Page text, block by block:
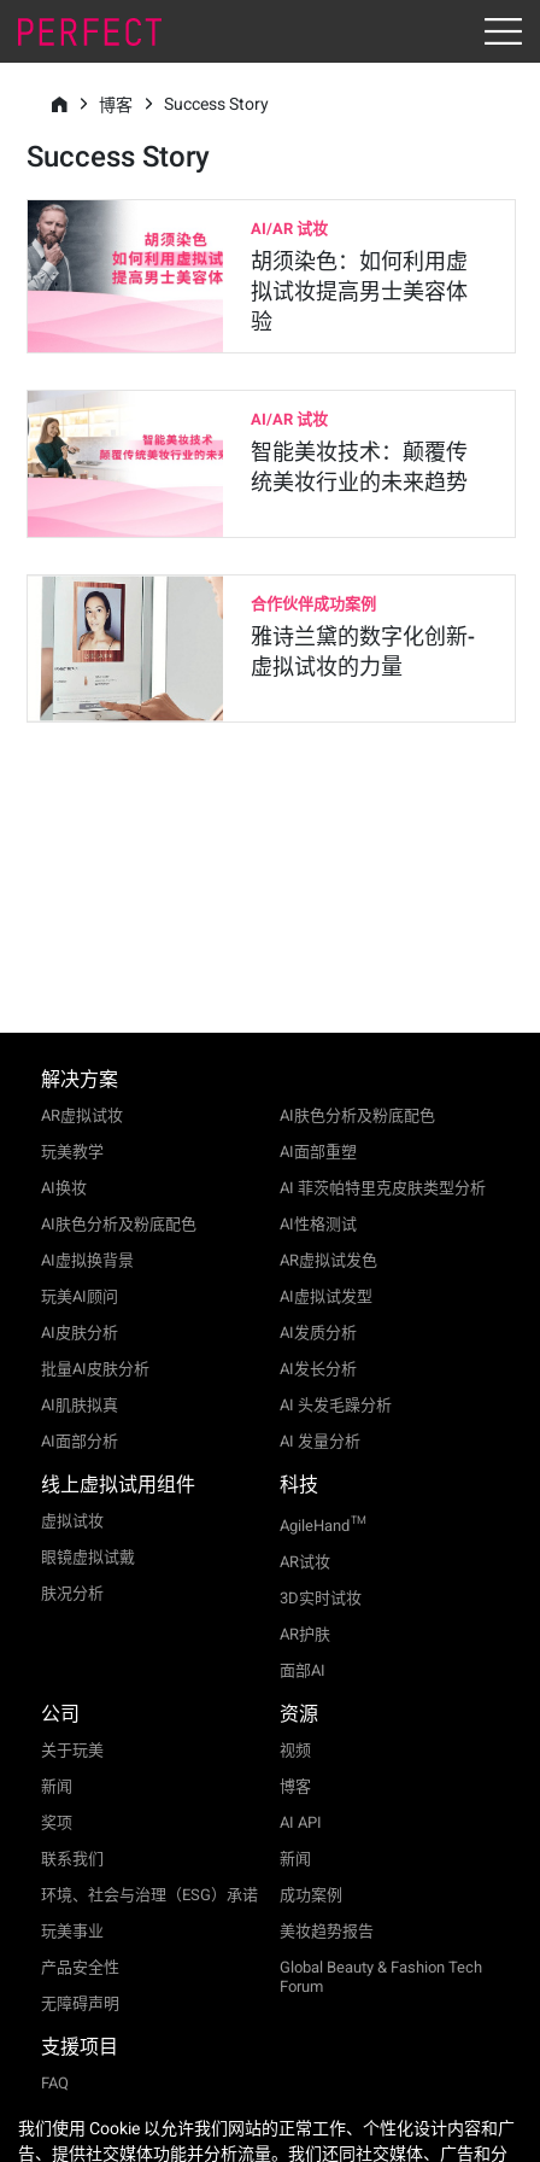
博客 Success Story
Success Story
AI/AR 试妆
胡须染色：如何利用虚
拟试妆提高男士美容体
验
AI/AR 试妆
智能美妆技术：颠覆传
统美妆行业的未来趋势
合作伙伴成功案例
雅诗兰黛的数字化创新-
虚拟试妆的力量
解决方案
AR虚拟试妆
玩美教学
AI换妆
AI肤色分析及粉底配色
AI虚拟换背景
玩美AI顾问
AI皮肤分析
批量AI皮肤分析
AI肌肤拟真
AI面部分析
AI肤色分析及粉底配色
AI面部重塑
AI 菲茨帕特里克皮肤类型分析
AI性格测试
AR虚拟试发色
AI虚拟试发型
AI发质分析
AI发长分析
AI 头发毛躁分析
AI 发量分析
线上虚拟试用组件
虚拟试妆
眼镜虚拟试戴
肤况分析
科技
AgileHandTM
AR试妆
3D实时试妆
AR护肤
面部AI
公司
关于玩美
新闻
奖项
联系我们
环境、社会与治理（ESG）承诺
玩美事业
产品安全性
无障碍声明
资源
视频
博客
AI API
新闻
成功案例
美妆趋势报告
Global Beauty & Fashion Tech
Forum
支援项目
FAQ
资料中心
服务条款
我们使用 Cookie 以允许我们网站的正常工作、个性化设计内容和广
告、提供社交媒体功能并分析流量。我们还同社交媒体、广告和分